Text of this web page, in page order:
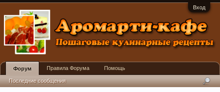
Вход
Форум
Последние сообщения
Правила Форума Помощь